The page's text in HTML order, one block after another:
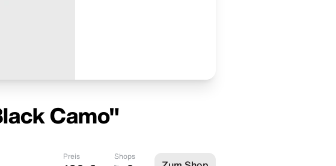
Camo"
Preis Shops